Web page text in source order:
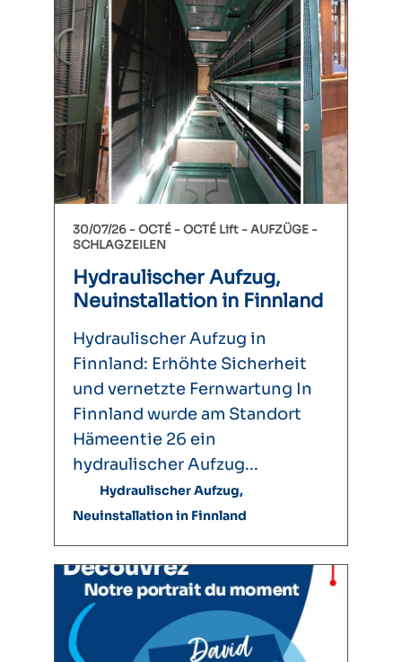
30/07/26 -OCTÉ OCTÉ Lift
AUFZÜGE
SCHLAGZEILEN
Hydraulischer Aufzug,
Neuinstallation in Finnland
Hydraulischer Aufzug in
Finnland: Erhöhte Sicherheit
und vernetzte Fernwartung In
Finnland wurde am Standort
Hämeentie 26 ein
hydraulischer Aufzug...
Hydraulischer Aufzug,
Neuinstallation in Finnland